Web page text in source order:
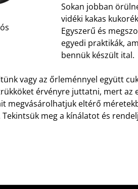
Sokan jobban
vidéki kakas
Egyszerű és
egyedi praktikák,
bennük készült ital.
vagy az őrleménnyel együtt
érvényre juttatni, mert az
megvásárolhatjuk eltérő
meg a kínálatot és